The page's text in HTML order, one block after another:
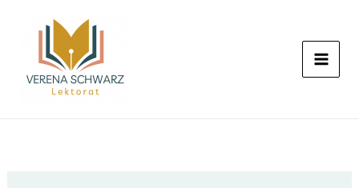
springen